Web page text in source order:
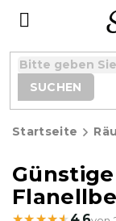
SUCHEN
Startseite